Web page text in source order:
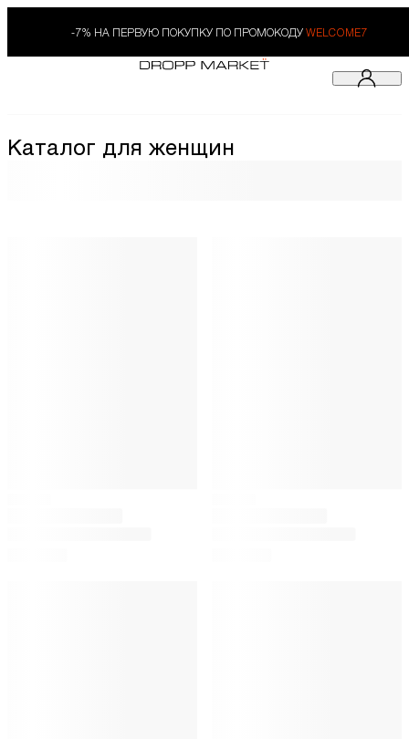
-7% НА ПЕРВУЮ ПОКУПКУ ПО ПРОМОКОДУ WELCOME7
Каталог для женщин